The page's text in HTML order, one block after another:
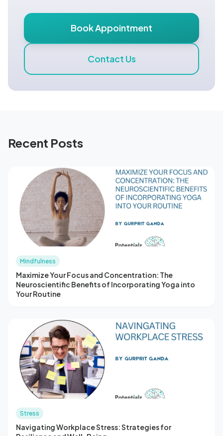
Book Appointment
Contact Us
Recent Posts
Mindfulness
Maximize Your Focus and Concentration: The
Neuroscientific Benefits of Incorporating Yoga into
Your Routine
Stress
Navigating Workplace Stress: Strategies for